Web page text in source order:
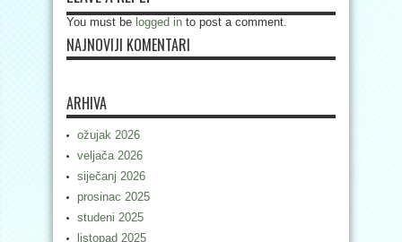
You must be logged in to post a comment.
NAJNOVIJI KOMENTARI
ARHIVA
ožujak 2026
veljača 2026
siječanj 2026
prosinac 2025
studeni 2025
listopad 2025